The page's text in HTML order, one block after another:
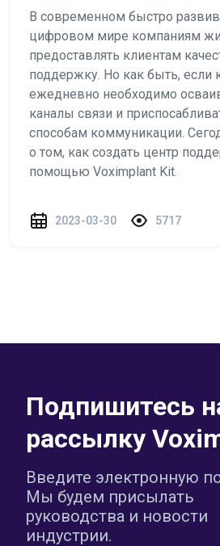
В современном быстро
цифровом мире компаниям
предоставлять клиентам
поддержку. Но как быть, если
ежедневно необходимо
каналы связи и
способам коммуникации.
о том, как создать центр
помощью Voximplant Kit.
2023-03-30 5717
Подпишитесь
рассылку
Введите электронную
Мы будем присылать
руководства и новости
индустрии.